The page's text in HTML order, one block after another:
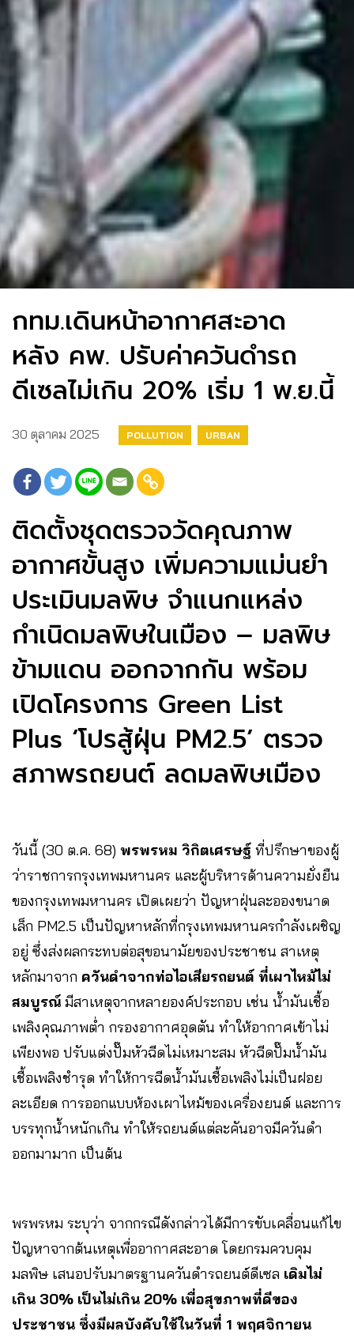
กทม.เดินหน้าอากาศสะอาด
หลัง คพ. ปรับค่าควันดำรถ
ดีเซลไม่เกิน 20% เริ่ม 1 พ.ย.นี้
30 ตุลาคม 2025 POLLUTION URBAN
ติดตั้งชุดตรวจวัดคุณภาพ
อากาศขั้นสูง เพิ่มความแม่นยำ
ประเมินมลพิษ จำแนกแหล่ง
กำเนิดมลพิษในเมือง – มลพิษ
ข้ามแดน ออกจากกัน พร้อม
เปิดโครงการ Green List
Plus ‘โปรสู้ฝุ่น PM2.5’ ตรวจ
สภาพรถยนต์ ลดมลพิษเมือง
วันนี้ (30 ต.ค. 68) พรพรหม วิกิตเศรษฐ์ ที่ปรึกษาของผู้
ว่าราชการกรุงเทพมหานคร และผู้บริหารด้านความยั่งยืน
ของกรุงเทพมหานคร เปิดเผยว่า ปัญหาฝุ่นละอองขนาด
เล็ก PM2.5 เป็นปัญหาหลักที่กรุงเทพมหานครกำลังเผชิญ
อยู่ ซึ่งส่งผลกระทบต่อสุขอนามัยของประชาชน สาเหตุ
หลักมาจาก ควันดำจากท่อไอเสียรถยนต์ ที่เผาไหม้ไม่
สมบูรณ์ มีสาเหตุจากหลายองค์ประกอบ เช่น น้ำมันเชื้อ
เพลิงคุณภาพต่ำ กรองอากาศอุดตัน ทำให้อากาศเข้าไม่
เพียงพอ ปรับแต่งปั๊มหัวฉีดไม่เหมาะสม หัวฉีดปั๊มน้ำมัน
เชื้อเพลิงชำรุด ทำให้การฉีดน้ำมันเชื้อเพลิงไม่เป็นฝอย
ละเอียด การออกแบบห้องเผาไหม้ของเครื่องยนต์ และการ
บรรทุกน้ำหนักเกิน ทำให้รถยนต์แต่ละคันอาจมีควันดำ
ออกมามาก เป็นต้น
พรพรหม ระบุว่า จากกรณีดังกล่าวได้มีการขับเคลื่อนแก้ไข
ปัญหาจากต้นเหตุเพื่ออากาศสะอาด โดยกรมควบคุม
มลพิษ เสนอปรับมาตรฐานควันดำรถยนต์ดีเซล เดิมไม่
เกิน 30% เป็นไม่เกิน 20% เพื่อสุขภาพที่ดีของ
ประชาชน ซึ่งมีผลบังคับใช้ในวันที่ 1 พฤศจิกายน